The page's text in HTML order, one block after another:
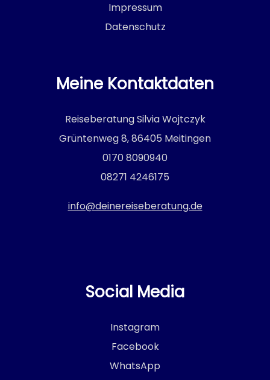
Impressum
Datenschutz
Meine Kontaktdaten
Reiseberatung Silvia Wojtczyk
Grüntenweg 8, 86405 Meitingen
0170 8090940
08271 4246175
info@deinereiseberatung.de
Social Media
Instagram
Facebook
WhatsApp